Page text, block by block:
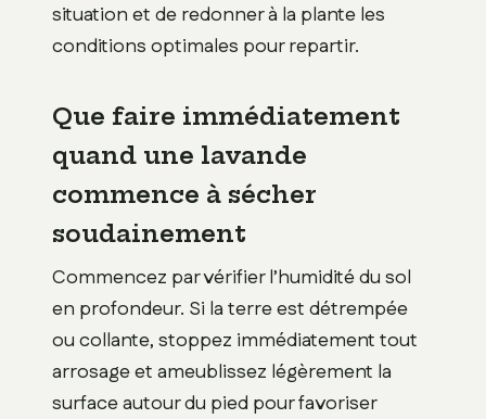
situation et de redonner à la plante les
conditions optimales pour repartir.
Que faire immédiatement
quand une lavande
commence à sécher
soudainement
Commencez par vérifier l’humidité du sol
en profondeur. Si la terre est détrempée
ou collante, stoppez immédiatement tout
arrosage et ameublissez légèrement la
surface autour du pied pour favoriser